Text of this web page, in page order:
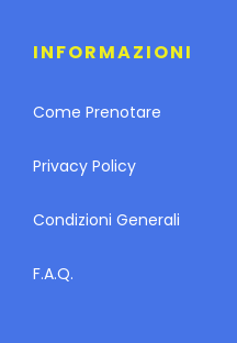
INFORMAZIONI
Come Prenotare
Privacy Policy
Condizioni Generali
F.A.Q.